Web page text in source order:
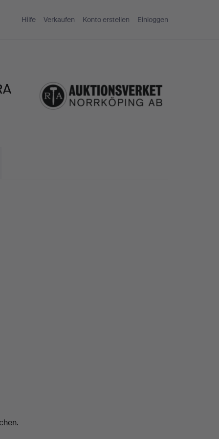
Hilfe Verkaufen Konto erstellen Einloggen